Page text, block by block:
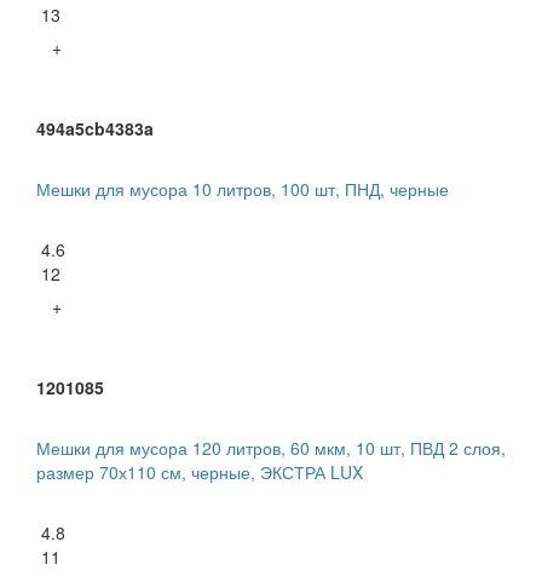
13
+
494a5cb4383a
Мешки для мусора 10 литров, 100 шт, ПНД, черные
4.6
12
+
1201085
Мешки для мусора 120 литров, 60 мкм, 10 шт, ПВД 2 слоя,
размер 70х110 см, черные, ЭКСТРА LUX
4.8
11